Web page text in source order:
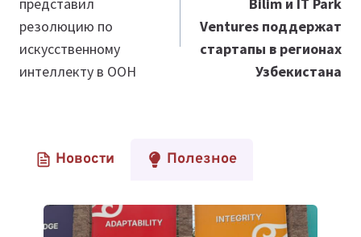
записям
резолюцию по
искусственному
интеллекту в ООН
Ventures поддержат
стартапы в регионах
Узбекистана
Новости Полезное